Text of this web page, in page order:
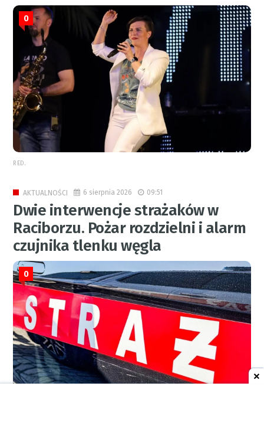
0
RED.
AKTUALNOŚCI 6 sierpnia 2026 09:51
Dwie interwencje strażaków w
Raciborzu. Pożar rozdzielni i alarm
czujnika tlenku węgla
0